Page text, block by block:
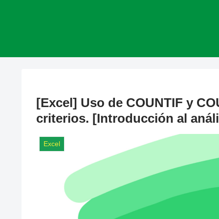
[Excel] Uso de COUNTIF y
criterios. [Introducción al
Excel